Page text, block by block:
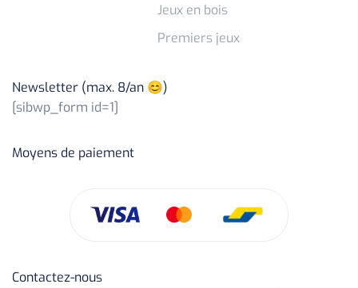
Jeux en bois
Premiers jeux
Newsletter (max. 8/an 😊)
[sibwp_form id=1]
Moyens de paiement
Contactez-nous